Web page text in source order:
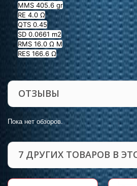
MMS 405.6 gr
RE 4.0 Ω
QTS 0.45
SD 0.0661 m2
RMS 16.0 Ω M
RES 166.6 Ω
ОТЗЫВЫ
Пока нет обзоров.
7 ДРУГИХ ТОВАРОВ В